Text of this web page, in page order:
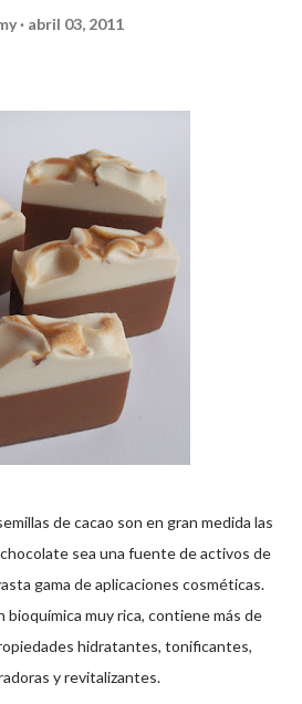
abril 03, 2011
de cacao son en gran medida las
sea una fuente de activos de
gama de aplicaciones cosméticas.
bioquímica muy rica, contiene más de
hidratantes, tonificantes,
y revitalizantes.